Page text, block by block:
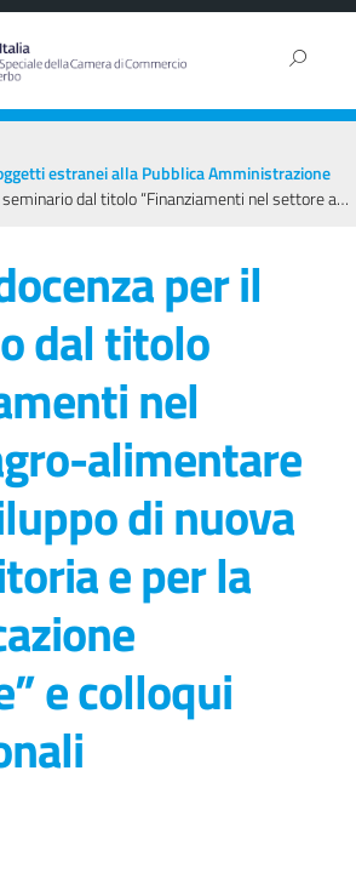
estranei alla Pubblica Amministrazione
settore agro-alimentare per lo sviluppo di nuova imprenditoria e per la diversificazione aziendale” e colloqui professionali
per il
dal titolo
nel
alimentare
di nuova
e per la
e colloqui